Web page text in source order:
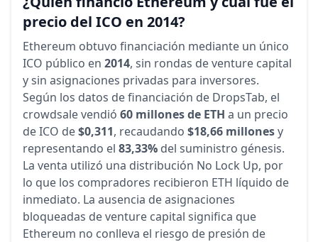
precio del ICO en 2014?
Ethereum obtuvo financiación mediante un único
ICO público en 2014, sin rondas de venture capital
y sin asignaciones privadas para inversores.
Según los datos de financiación de DropsTab, el
crowdsale vendió 60 millones de ETH a un precio
de ICO de$0,311, recaudando $18,66 millonesy
representando el 83,33% del suministro génesis.
La venta utilizó una distribución No Lock Up, por
lo que los compradores recibieron ETH líquido de
inmediato. La ausencia de asignaciones
bloqueadas de venture capital significa que
Ethereum no conlleva el riesgo de presión de